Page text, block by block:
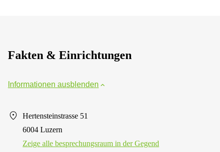
Fakten & Einrichtungen
Informationen ausblenden
Hertensteinstrasse 51
6004 Luzern
Zeige alle besprechungsraum in der Gegend